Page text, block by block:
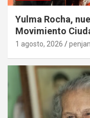
Yulma Rocha,
Movimiento
1 agosto, 2026